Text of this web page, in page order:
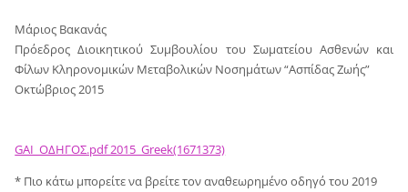
Μάριος Βακανάς
Πρόεδρος Διοικητικού Συμβουλίου του Σωματείου Ασθενών και
Φίλων Κληρονομικών Μεταβολικών Νοσημάτων “Ασπίδας Ζωής”
Οκτώβριος 2015
GAI_ΟΔΗΓΟΣ.pdf 2015_Greek(1671373)
* Πιο κάτω μπορείτε να βρείτε τον αναθεωρημένο οδηγό του 2019